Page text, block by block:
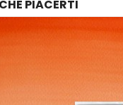
PIACERTI